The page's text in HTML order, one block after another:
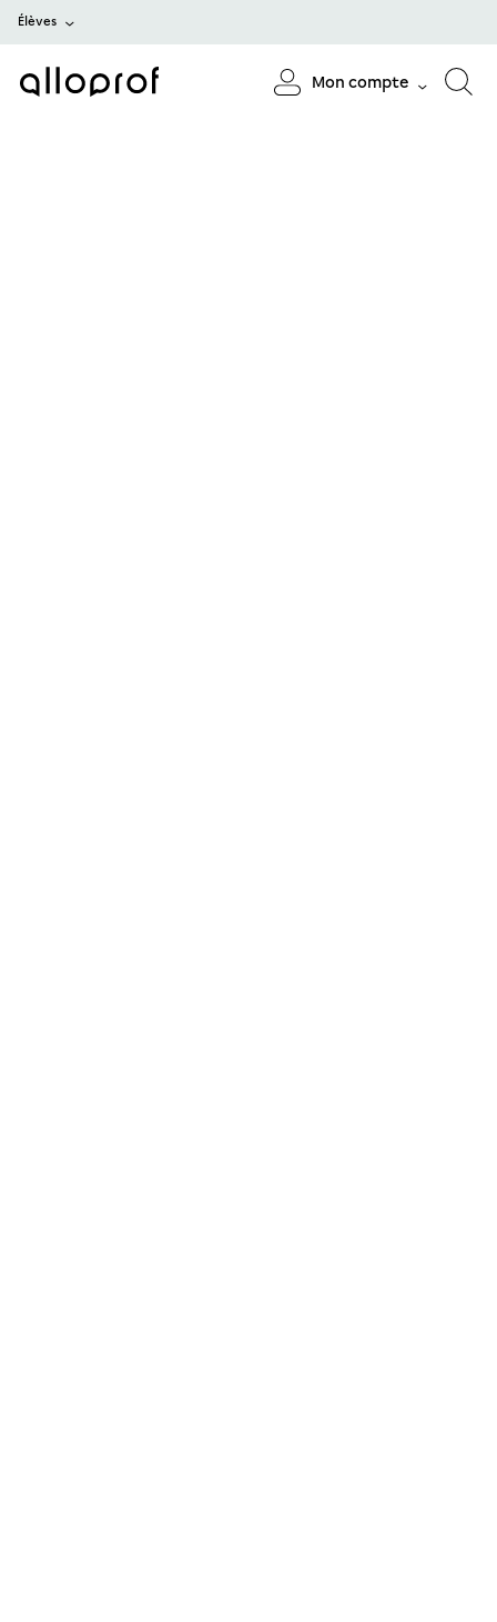
Élèves
Mon compte